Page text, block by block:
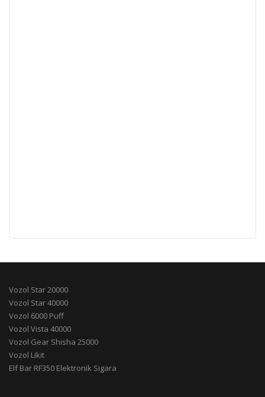
Vozol Star 20000
Vozol Star 40000
Vozol 6000 Puff
Vozol Vista 40000
Vozol Gear Shisha 25000
Vozol Likit
Elf Bar RF350 Elektronik Sigara